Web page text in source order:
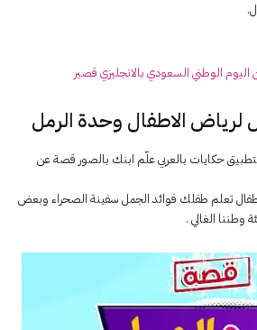
الوطني السعودي بالانجليزي قصير
الاطفال وحدة الرمل
حكايات بالعربي علّم ابنك بالصور قصة عن
تعلم طفلك فوائد الجمل سفينة الصحراء وبعض
وطننا الغالي .